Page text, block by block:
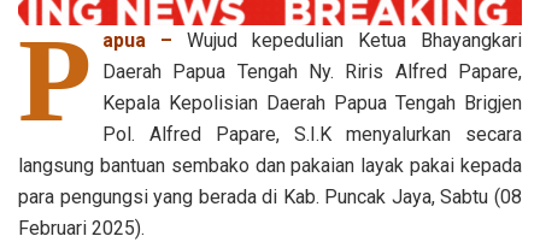
P apua – Wujud kepedulian Ketua Bhayangkari
Daerah Papua Tengah Ny. Riris Alfred Papare,
Kepala Kepolisian Daerah Papua Tengah Brigjen
Pol. Alfred Papare, S.I.K menyalurkan secara
langsung bantuan sembako dan pakaian layak pakai kepada
para pengungsi yang berada di Kab. Puncak Jaya, Sabtu (08
Februari 2025).